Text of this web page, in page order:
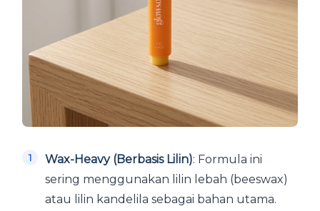
Wax-Heavy (Berbasis Lilin): Formula ini
sering menggunakan lilin lebah (beeswax)
atau lilin kandelila sebagai bahan utama.